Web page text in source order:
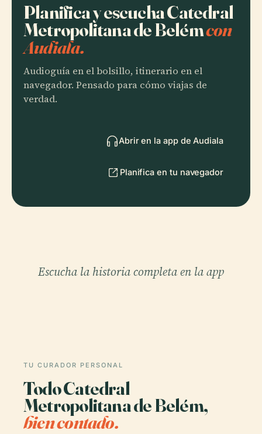
Planifica y escucha Catedral
Metropolitana de Belémcon
Audiala.
Audioguía en el bolsillo, itinerario en el
navegador. Pensado para cómo viajas de
verdad.
Abrir en la app de Audiala
Planifica en tu navegador
Escucha la historia completa en la app
TU CURADOR PERSONAL
Todo Catedral
Metropolitana de Belém,
bien contado.